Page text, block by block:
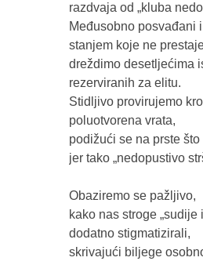
razdvaja od „kluba
Međusobno posvađani
stanjem koje ne
dreždimo desetljećima
rezerviranih za elitu.
Stidljivo provirujemo
poluotvorena vrata,
podižući se na prste
jer tako „nedopustivo
Obaziremo se pažljivo,
kako nas stroge „sudije
dodatno stigmatizirali,
skrivajući biljege